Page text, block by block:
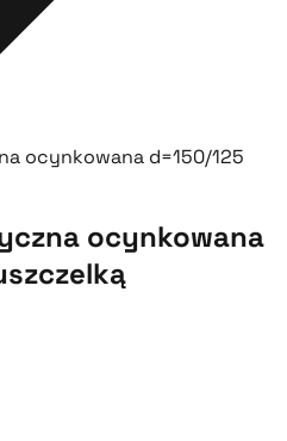
ocynkowana d=150/125
ocynkowana